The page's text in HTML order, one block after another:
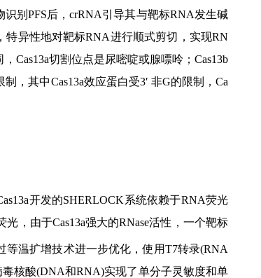
识别PFS后，crRNA引导其与靶标RNA发生碱
特异性地对靶标RNA进行顺式剪切，实现RN
Cas13a切割位点是尿嘧啶或腺嘌呤；Cas13b
，其中Cas13a效应蛋白受3′ 非G的限制，Ca
开发的SHERLOCK系统依赖于RNA荧光
，由于Cas13a强大的RNase活性，一个靶标
等温扩增技术进一步优化，使用T7转录(RNA
核酸(DNA和RNA)实现了单分子灵敏度和单